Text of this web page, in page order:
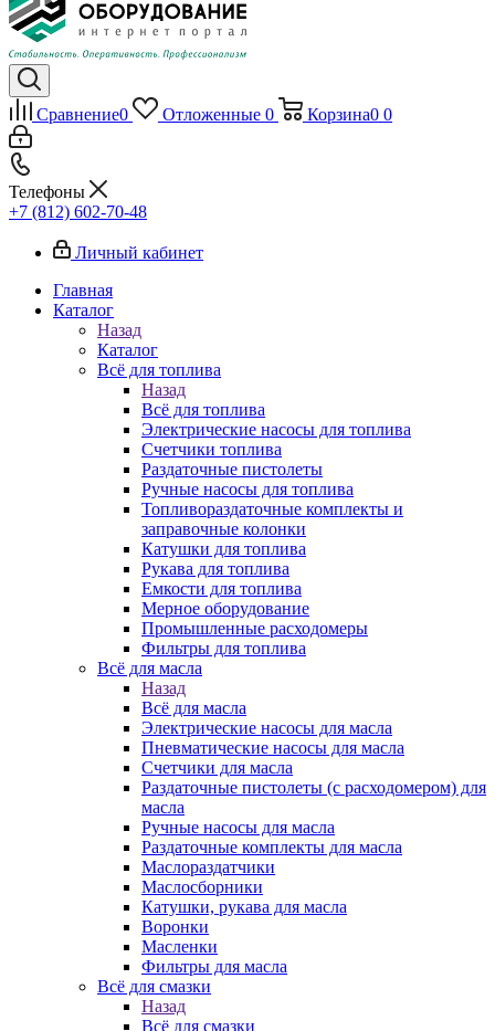
Сравнение0 Отложенные 0 Корзина0 0
Телефоны
+7 (812) 602-70-48
Личный кабинет
Главная
Каталог
Назад
Каталог
Всё для топлива
Назад
Всё для топлива
Электрические насосы для топлива
Счетчики топлива
Раздаточные пистолеты
Ручные насосы для топлива
Топливораздаточные комплекты и
заправочные колонки
Катушки для топлива
Рукава для топлива
Емкости для топлива
Мерное оборудование
Промышленные расходомеры
Фильтры для топлива
Всё для масла
Назад
Всё для масла
Электрические насосы для масла
Пневматические насосы для масла
Счетчики для масла
Раздаточные пистолеты (с расходомером) для
масла
Ручные насосы для масла
Раздаточные комплекты для масла
Маслораздатчики
Маслосборники
Катушки, рукава для масла
Воронки
Масленки
Фильтры для масла
Всё для смазки
Назад
Всё для смазки